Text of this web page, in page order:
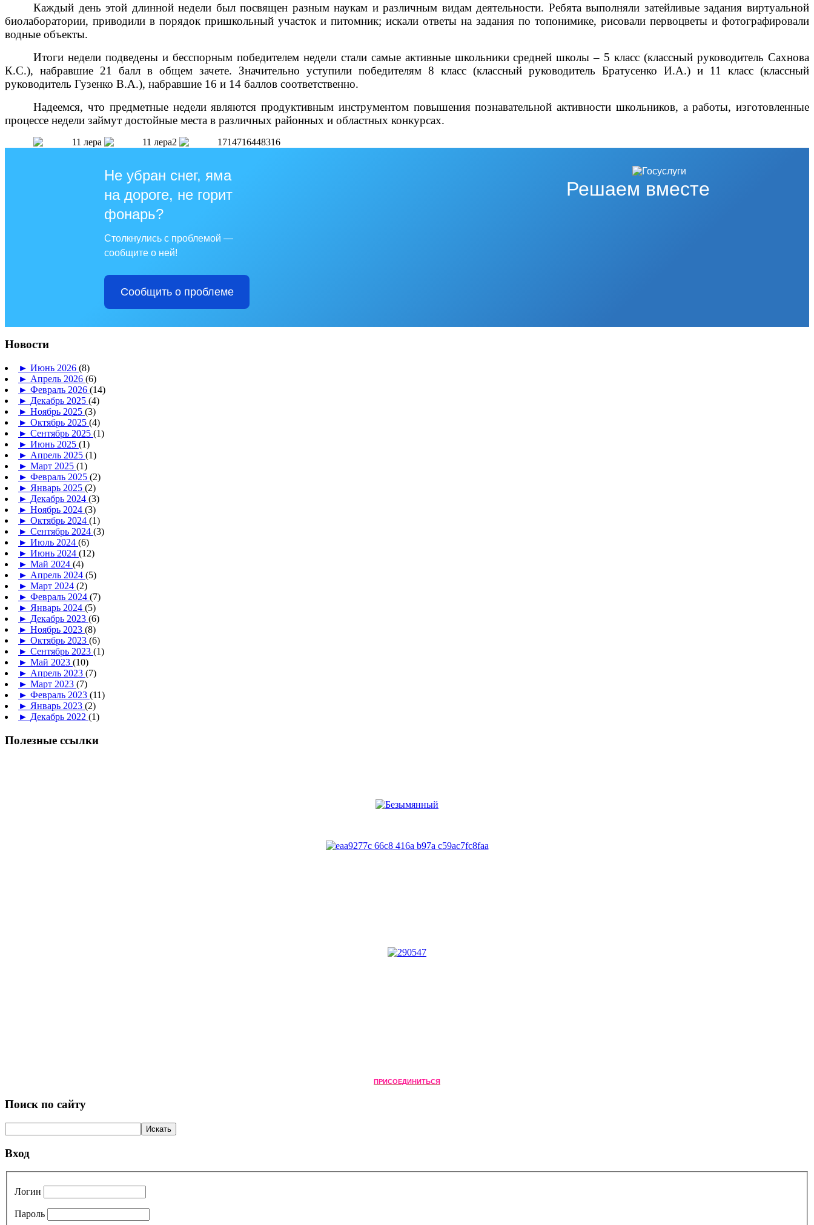
Каждый день этой длинной недели был посвящен разным наукам и различным видам деятельности. Ребята выполняли затейливые задания виртуальной
биолаборатории, приводили в порядок пришкольный участок и питомник; искали ответы на задания по топонимике, рисовали первоцветы и фотографировали
водные объекты.
Итоги недели подведены и бесспорным победителем недели стали самые активные школьники средней школы – 5 класс (классный руководитель Сахнова
К.С.), набравшие 21 балл в общем зачете. Значительно уступили победителям 8 класс (классный руководитель Братусенко И.А.) и 11 класс (классный
руководитель Гузенко В.А.), набравшие 16 и 14 баллов соответственно.
Надеемся, что предметные недели являются продуктивным инструментом повышения познавательной активности школьников, а работы, изготовленные
процессе недели займут достойные места в различных районных и областных конкурсах.
Решаем вместе
Не убран снег, яма
на дороге, не горит
фонарь?
Столкнулись с проблемой —
сообщите о ней!
Сообщить о проблеме
Новости
► Июнь 2026 (8)
► Апрель 2026 (6)
► Февраль 2026 (14)
► Декабрь 2025 (4)
► Ноябрь 2025 (3)
► Октябрь 2025 (4)
► Сентябрь 2025 (1)
► Июнь 2025 (1)
► Апрель 2025 (1)
► Март 2025 (1)
► Февраль 2025 (2)
► Январь 2025 (2)
► Декабрь 2024 (3)
► Ноябрь 2024 (3)
► Октябрь 2024 (1)
► Сентябрь 2024 (3)
► Июль 2024 (6)
► Июнь 2024 (12)
► Май 2024 (4)
► Апрель 2024 (5)
► Март 2024 (2)
► Февраль 2024 (7)
► Январь 2024 (5)
► Декабрь 2023 (6)
► Ноябрь 2023 (8)
► Октябрь 2023 (6)
► Сентябрь 2023 (1)
► Май 2023 (10)
► Апрель 2023 (7)
► Март 2023 (7)
► Февраль 2023 (11)
► Январь 2023 (2)
► Декабрь 2022 (1)
Полезные ссылки
ПРИСОЕДИНИТЬСЯ
Поиск по сайту
Вход
Логин
Пароль